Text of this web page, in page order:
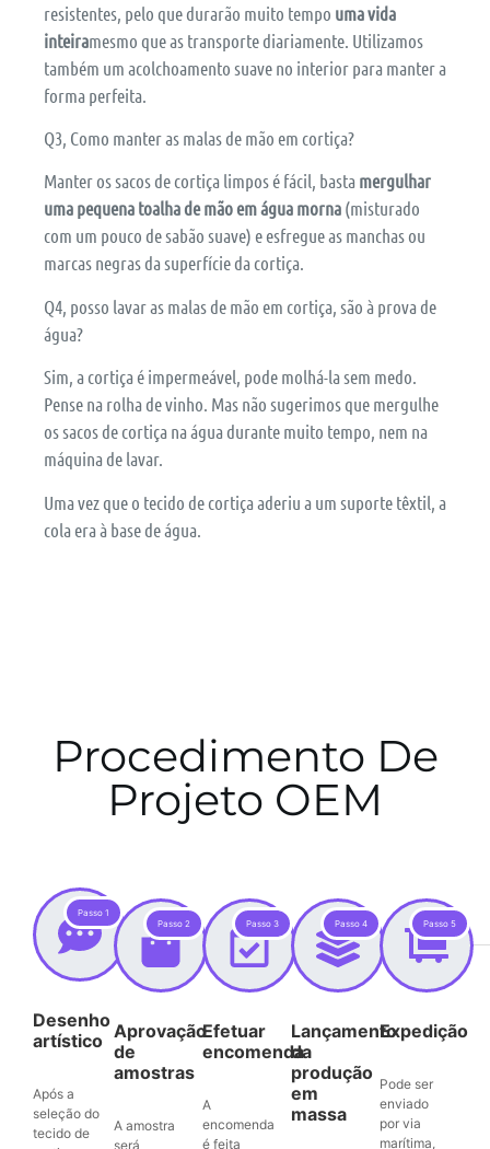
resistentes, pelo que durarão muito tempo uma vida
inteiramesmo que as transporte diariamente. Utilizamos
também um acolchoamento suave no interior para manter a
forma perfeita.
Q3, Como manter as malas de mão em cortiça?
Manter os sacos de cortiça limpos é fácil, basta mergulhar
uma pequena toalha de mão em água morna (misturado
com um pouco de sabão suave) e esfregue as manchas ou
marcas negras da superfície da cortiça.
Q4, posso lavar as malas de mão em cortiça, são à prova de
água?
Sim, a cortiça é impermeável, pode molhá-la sem medo.
Pense na rolha de vinho. Mas não sugerimos que mergulhe
os sacos de cortiça na água durante muito tempo, nem na
máquina de lavar.
Uma vez que o tecido de cortiça aderiu a um suporte têxtil, a
cola era à base de água.
Procedimento De
Projeto OEM
Passo 1
Desenho
artístico
Após a
seleção do
tecido de
Passo 2
Aprovação
de
amostras
A amostra
será
Passo 3
Efetuar
encomenda
A
encomenda
é feita
Passo 4
Lançamento
da
produção
em
massa
Passo 5
Expedição
Pode ser
enviado
por via
marítima,